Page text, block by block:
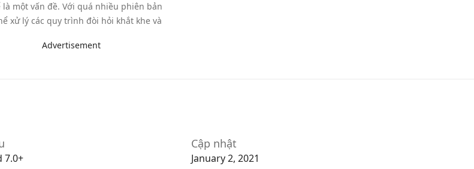
một vấn đề. Với quá nhiều phiên bản
xử lý các quy trình đòi hỏi khắt khe và
trình không cần thiết và đảm bảo
chơi game mượt mà. Do đó, các
đánh giá chuyên sâu của chúng tôi
Advertisement
7.0+
Cập nhật
January 2, 2021